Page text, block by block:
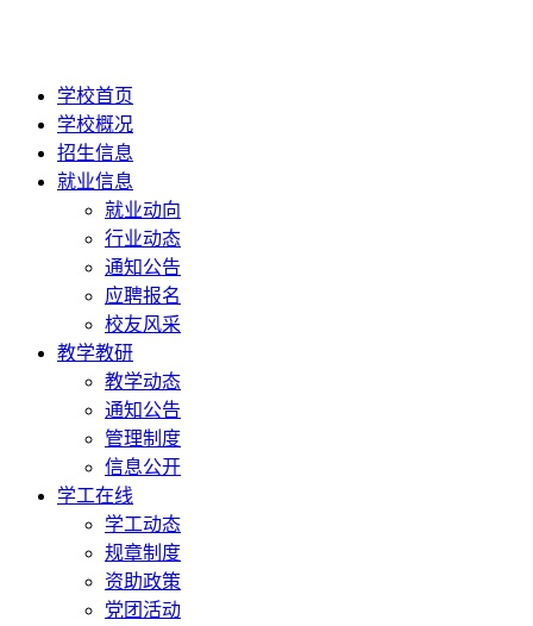
学校首页
学校概况
招生信息
就业信息
就业动向
行业动态
通知公告
应聘报名
校友风采
教学教研
教学动态
通知公告
管理制度
信息公开
学工在线
学工动态
规章制度
资助政策
党团活动